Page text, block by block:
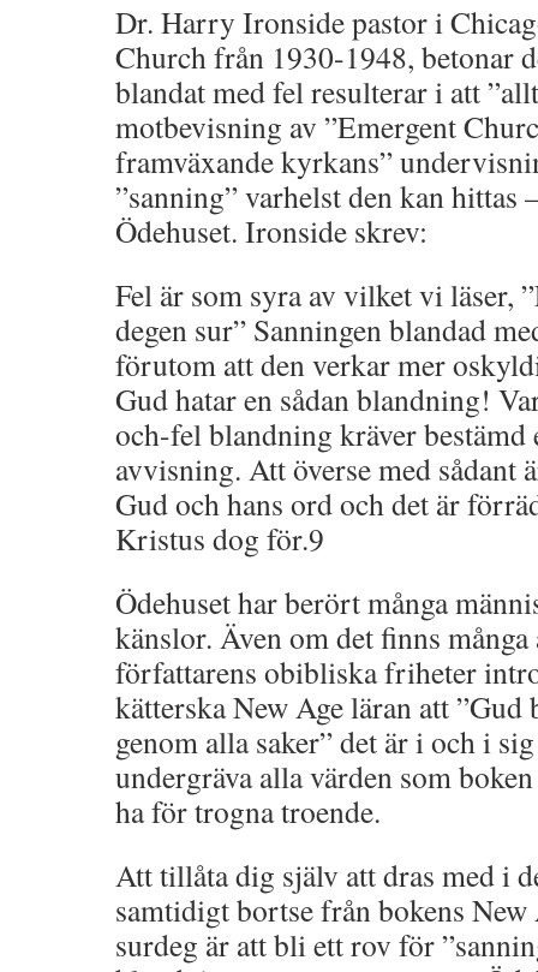
Dr. Harry Ironside pastor i
Church från 1930-1948, betonar
blandat med fel resulterar i att
motbevisning av ”Emergent
framväxande kyrkans”
”sanning” varhelst den kan hittas
Ödehuset. Ironside skrev:
Fel är som syra av vilket vi läser,
degen sur” Sanningen blandad
förutom att den verkar mer
Gud hatar en sådan blandning!
och-fel blandning kräver
avvisning. Att överse med sådant
Gud och hans ord och det är
Kristus dog för.9
Ödehuset har berört många
känslor. Även om det finns många
författarens obibliska friheter
kätterska New Age läran att
genom alla saker” det är i och i
undergräva alla värden som
ha för trogna troende.
Att tillåta dig själv att dras med i
samtidigt bortse från bokens
surdeg är att bli ett rov för